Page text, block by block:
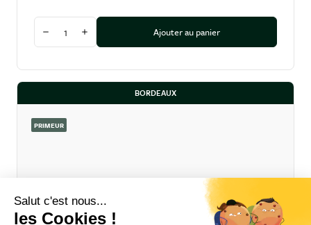
Salut c'est nous...
les Cookies !
Diminuer la quantité
Augmenter la quantitéAjouter au panier
BORDEAUX
PRIMEUR